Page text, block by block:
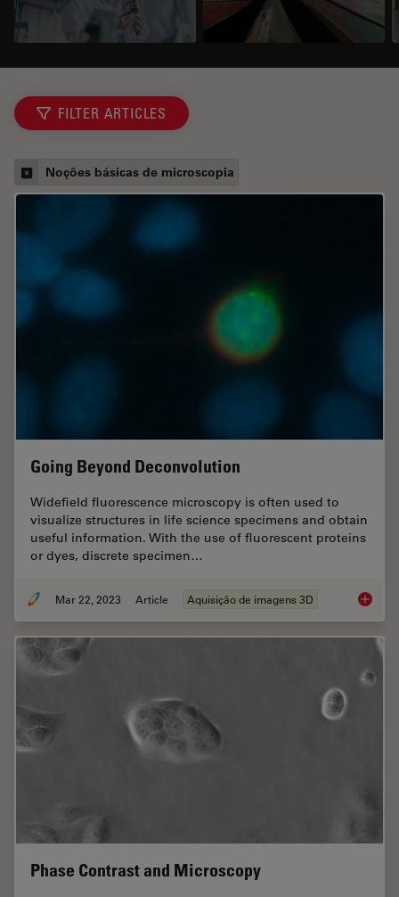
FILTER ARTICLES
Noções básicas de microscopia
Going Beyond Deconvolution
Widefield fluorescence microscopy is often used to
visualize structures in life science specimens and obtain
useful information. With the use of fluorescent proteins
or dyes, discrete specimen…
Mar 22, 2023 Article Aquisição de imagens 3D Going
Phase Contrast and Microscopy